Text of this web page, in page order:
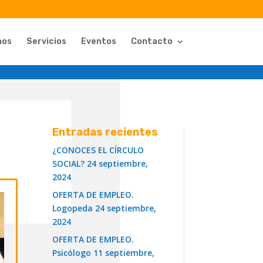
Servicios Eventos Contacto
Entradas recientes
¿CONOCES EL CÍRCULO
SOCIAL? 24 septiembre,
2024
OFERTA DE EMPLEO.
Logopeda 24 septiembre,
2024
OFERTA DE EMPLEO.
Psicólogo 11 septiembre,